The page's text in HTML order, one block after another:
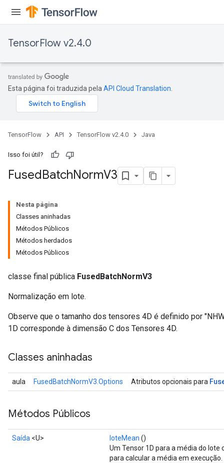
TensorFlow v2.4.0
Esta página foi traduzida pela API Cloud Translation
TensorFlow API TensorFlow v2.4.0 Java
Isso foi útil?
FusedBatchNormV3
Nesta página
Classes aninhadas
Métodos Públicos
Métodos herdados
Métodos Públicos
classe final pública FusedBatchNormV3
Normalização em lote.
Observe que o tamanho dos tensores 4D é definido por
1D corresponde à dimensão C dos Tensores 4D.
Classes aninhadas
aula FusedBatchNormV3.Options Atributos opcionais para
Métodos Públicos
Saída <U> loteMean ()
Um Tensor 1D para a média do
para calcular a média em execução.